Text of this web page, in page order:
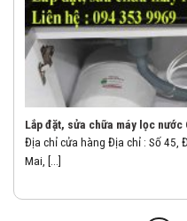
Lắp đặt, sửa chữa máy lọc nước
Địa chỉ cửa hàng Địa chỉ : Số 45,
Mai, [...]